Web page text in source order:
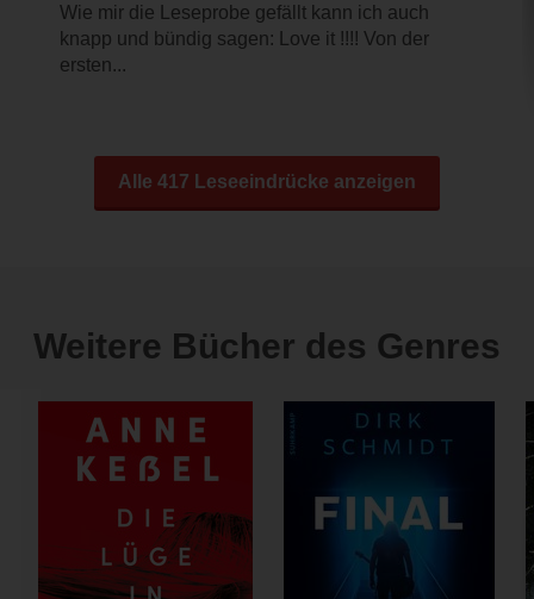
Wie mir die Leseprobe gefällt kann ich auch
knapp und bündig sagen: Love it !!!! Von der
ersten...
Alle 417 Leseeindrücke anzeigen
Weitere Bücher des Genres